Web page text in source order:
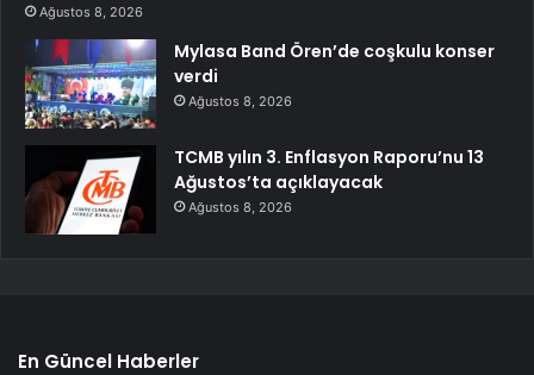
Ağustos 8, 2026
Mylasa Band Ören’de coşkulu konser
verdi
Ağustos 8, 2026
TCMB yılın 3. Enflasyon Raporu’nu 13
Ağustos’ta açıklayacak
Ağustos 8, 2026
En Güncel Haberler